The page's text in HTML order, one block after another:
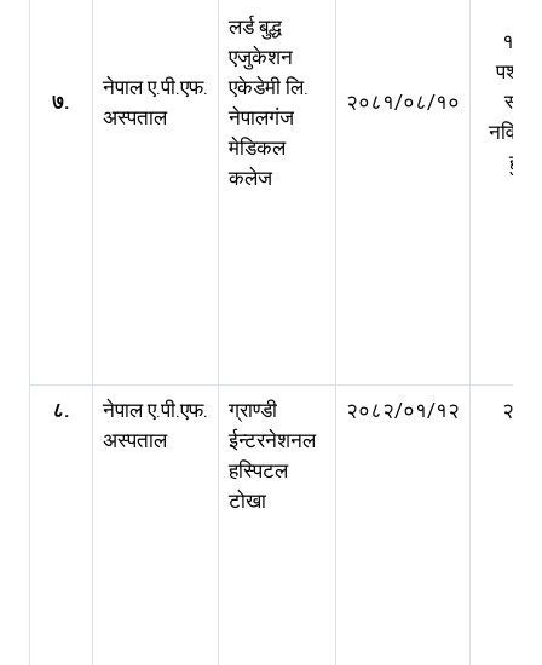
७.
नेपाल ए.पी.एफ.
अस्पताल
लर्ड बुद्ध
एजुकेशन
एकेडेमी लि.
नेपालगंज
मेडिकल
कलेज
२०८१/०८/१०
१ वर्ष
स्वत
हुने
८.
नेपाल ए.पी.एफ.
अस्पताल
ग्राण्डी
ईन्टरनेशनल
हस्पिटल
टोखा
२०८२/०१/१२ २ वर्ष